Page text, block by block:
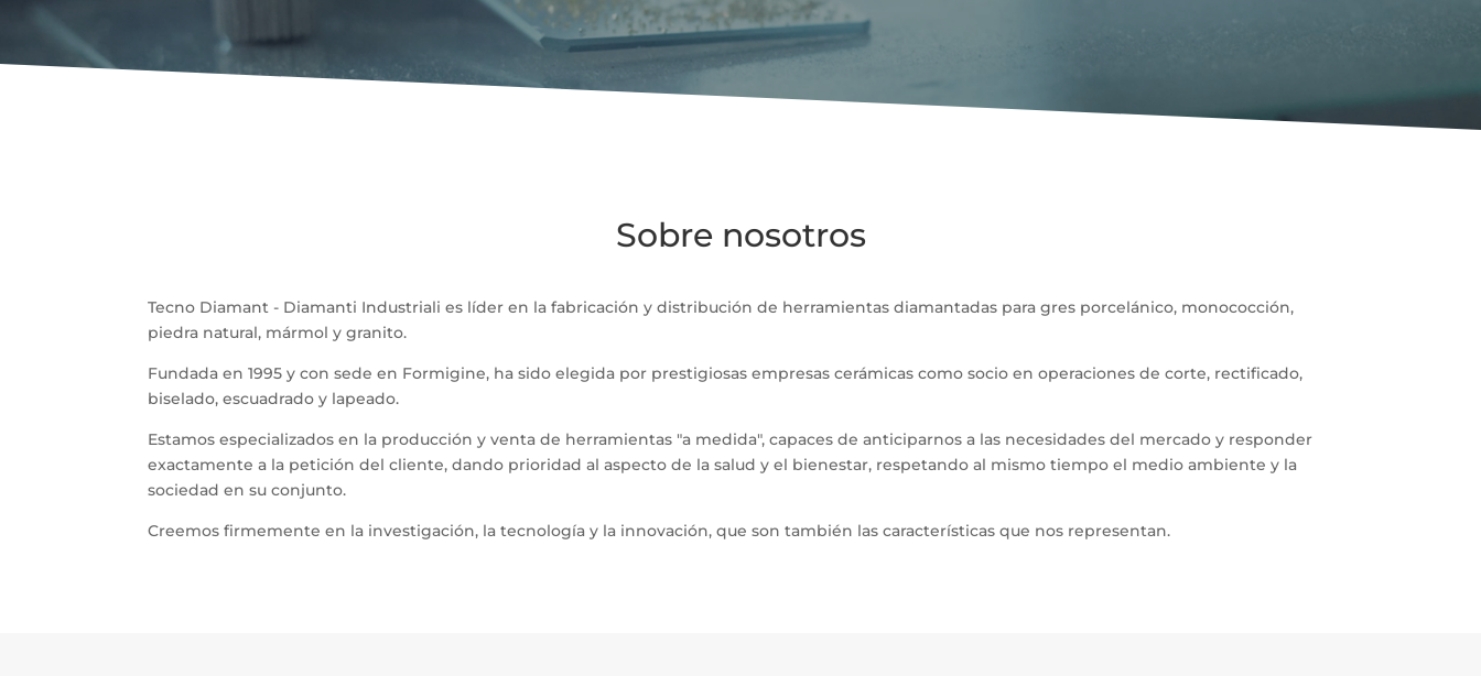
Sobre nosotros
Tecno Diamant - Diamanti Industriali es líder en la fabricación y distribución de herramientas diamantadas para gres porcelánico, monococción,
piedra natural, mármol y granito.
Fundada en 1995 y con sede en Formigine, ha sido elegida por prestigiosas empresas cerámicas como socio en operaciones de corte, rectificado,
biselado, escuadrado y lapeado.
Estamos especializados en la producción y venta de herramientas "a medida", capaces de anticiparnos a las necesidades del mercado y responder
exactamente a la petición del cliente, dando prioridad al aspecto de la salud y el bienestar, respetando al mismo tiempo el medio ambiente y la
sociedad en su conjunto.
Creemos firmemente en la investigación, la tecnología y la innovación, que son también las características que nos representan.